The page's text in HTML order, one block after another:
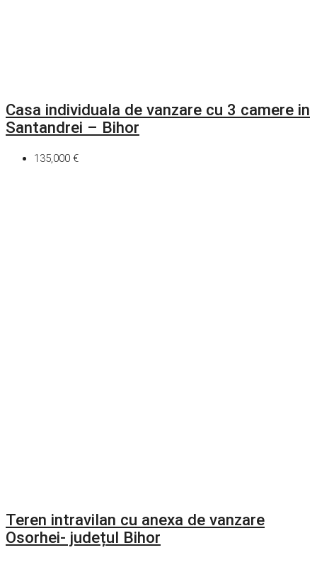
Casa individuala de vanzare cu 3 camere in
Santandrei – Bihor
135,000 €
Teren intravilan cu anexa de vanzare
Osorhei- județul Bihor